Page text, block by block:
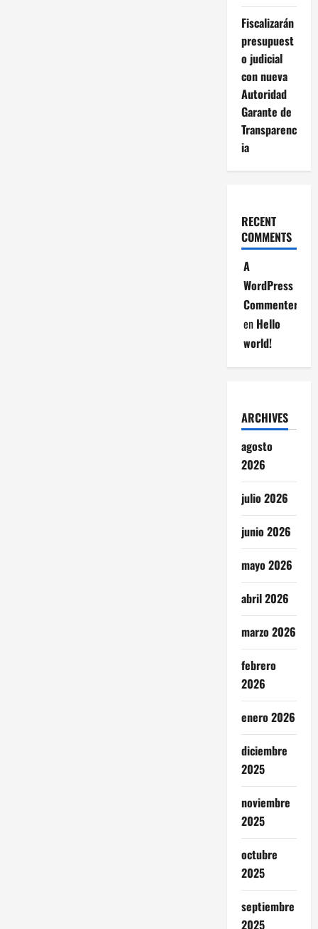
Fiscalizarán
presupuest
o judicial
con nueva
Autoridad
Garante de
Transparenc
ia
RECENT
COMMENTS
A
WordPress
Commenter
en Hello
world!
ARCHIVES
agosto
2026
julio 2026
junio 2026
mayo 2026
abril 2026
marzo 2026
febrero
2026
enero 2026
diciembre
2025
noviembre
2025
octubre
2025
septiembre
2025